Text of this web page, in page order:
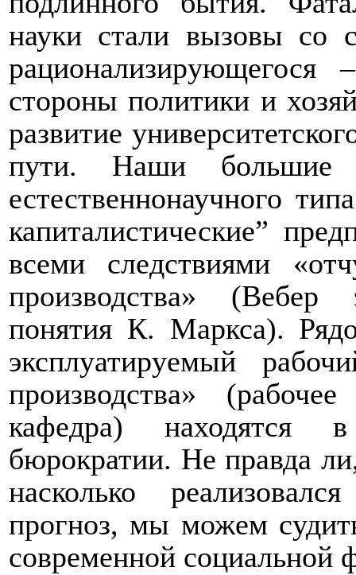
науки стали вызовы со
стороны политики и
развитие
пути. Наши большие
естественнонаучного
капиталистические”
всеми следствиями
производства» (Вебер
понятия К. Маркса).
эксплуатируемый
производства»
кафедра) находятся
бюрократии. Не правда
насколько
прогноз, мы можем
современной социальной